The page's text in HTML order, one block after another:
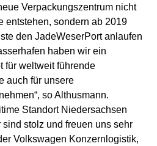
Verpackungszentrum nicht
entstehen, sondern ab 2019
den JadeWeserPort anlaufen
haben wir ein
für weltweit führende
auch für unsere
so Althusmann.
Standort Niedersachsen
sind stolz und freuen uns sehr
Volkswagen Konzernlogistik,